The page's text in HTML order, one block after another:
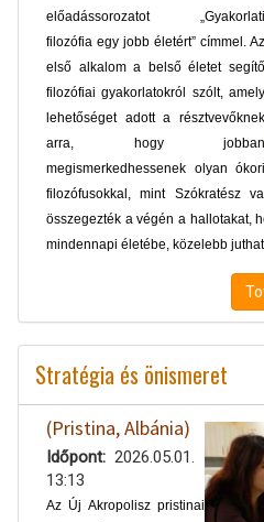
előadássorozatot „Gyakorlati
filozófia egy jobb életért” címmel. Az
első alkalom a belső életet segítő
filozófiai gyakorlatokról szólt, amely
lehetőséget adott a résztvevőknek
arra, hogy jobban
megismerkedhessenek olyan ókori
filozófusokkal, mint Szókratész
összegezték a végén a hallotakat,
mindennapi életébe, közelebb
Stratégia és önismeret
(Pristina, Albánia)
Időpont
2026.05.01.
13:13
Az Új Akropolisz pristinai